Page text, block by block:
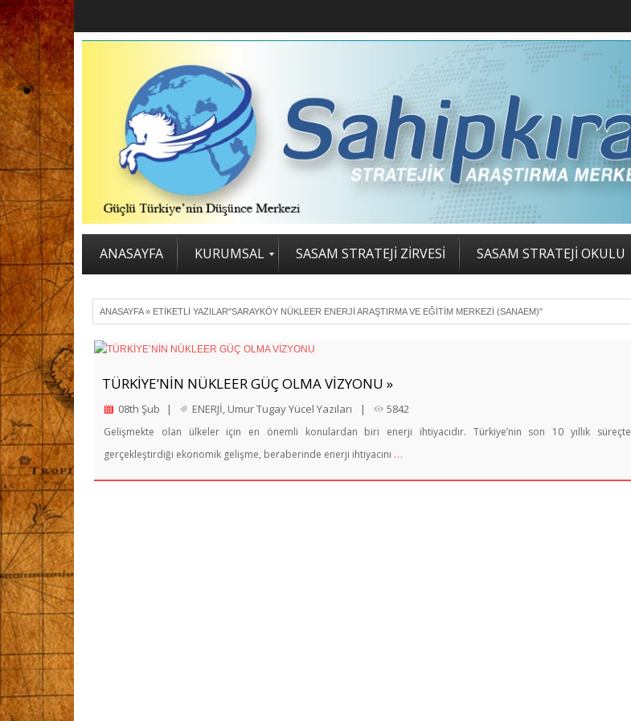
ANASAYFA KURUMSAL SASAM STRATEJİ ZİRVESİ SASAM STRATEJİ OKULU
ANASAYFA» ETIKETLI YAZILAR"SARAYKÖY NÜKLEER ENERJI ARAŞTIRMA VE EĞITIM MERKEZI (SANAEM)"
TÜRKİYE’NİN NÜKLEER GÜÇ OLMA VİZYONU »
08th Şub | ENERJİ, Umur Tugay Yücel Yazıları | 5842
Gelişmekte olan ülkeler için en önemli konulardan biri enerji ihtiyacıdır. Türkiye’nin son 10 yıllık süreçte
gerçekleştirdiği ekonomik gelişme, beraberinde enerji ihtiyacını …